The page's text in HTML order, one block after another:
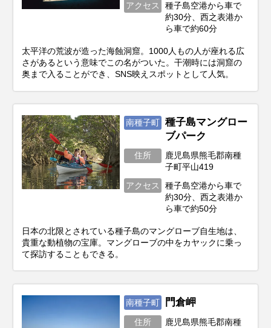
アクセス
種子島空港から車で
約30分、西之表港か
ら車で約60分
太平洋の荒波が造った海蝕洞窟。1000人もの人が座れる広
さがあるという意味でこの名がついた。干潮時には洞窟の
奥まで入ることができ、SNS映えスポットとして人気。
南種子町 種子島マングロー
ブパーク
住所
鹿児島県熊毛郡南種
子町平山419
アクセス
種子島空港から車で
約30分、西之表港か
ら車で約50分
日本の北限とされている種子島のマングローブ自生地は、
貴重な動植物の宝庫。マングローブの中をカヤックに乗っ
て探訪することもできる。
南種子町 門倉岬
住所
鹿児島県熊毛郡南種